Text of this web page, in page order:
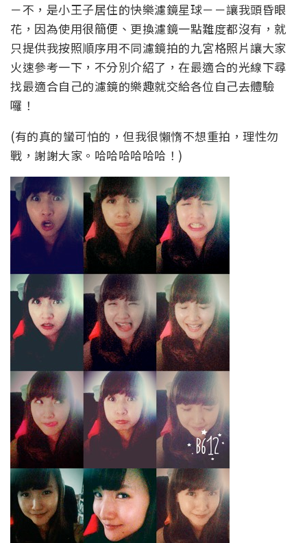
－不，是小王子居住的快樂濾鏡星球－－讓我頭昏眼
花，因為使用很簡便、更換濾鏡一點難度都沒有，就
只提供我按照順序用不同濾鏡拍的九宮格照片讓大家
火速參考一下，不分別介紹了，在最適合的光線下尋
找最適合自己的濾鏡的樂趣就交給各位自己去體驗
囉！
(有的真的蠻可怕的，但我很懶惰不想重拍，理性勿
戰，謝謝大家。哈哈哈哈哈哈！)